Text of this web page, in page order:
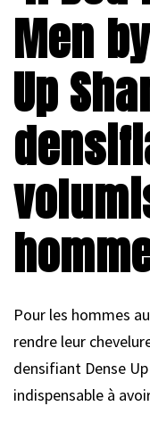
Men
Up
Pour les hommes
rendre leur
densifiant Dense
indispensable à